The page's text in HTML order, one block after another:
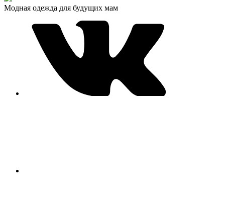
Модная одежда для будущих мам